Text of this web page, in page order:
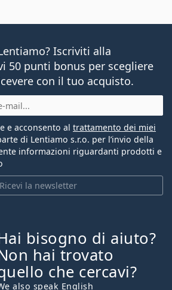
Iscriviti alla
50 punti bonus per scegliere
con il tuo acquisto.
Ricevi la newsletter
e acconsento al trattamento dei miei
di Lentiamo s.r.o. per l’invio della
informazioni riguardanti prodotti e
bisogno di aiuto?
hai trovato
che cercavi?
also speak English